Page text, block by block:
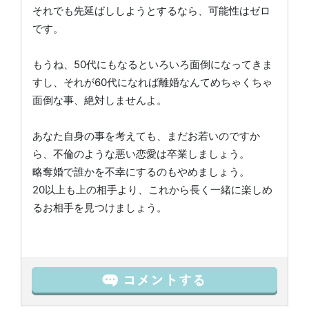
それでも先延ばししようとするなら、可能性はゼロ
です。
もうね、50代にもなるといろいろ面倒になってきま
すし、それが60代になれば離婚なんてめちゃくちゃ
面倒な事、絶対しませんよ。
あなた自身の事を考えても、まだお若いのですか
ら、不倫のような悪い恋愛は卒業しましょう。
略奪婚で誰かを不幸にするのもやめましょう。
20以上も上の相手より、これから長く一緒に楽しめ
るお相手を見つけましょう。